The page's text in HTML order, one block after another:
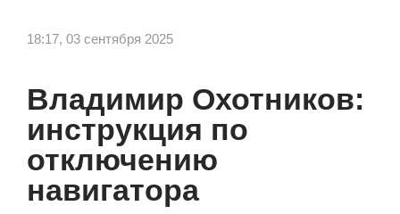
18:17, 03 сентября 2025
Владимир Охотников:
инструкция по
отключению
навигатора